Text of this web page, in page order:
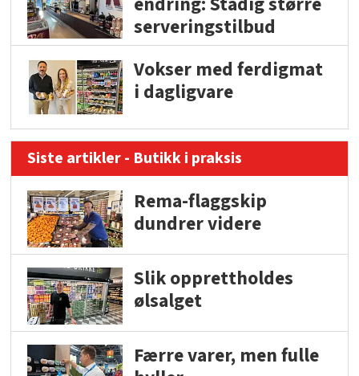
serveringstilbud
Vokser med ferdigmat
i dagligvare
Siste artikler - Butikk i praksis
Rema-flaggskip
dundrer videre
Slik opprettholdes
ølsalget
Færre varer, men fulle